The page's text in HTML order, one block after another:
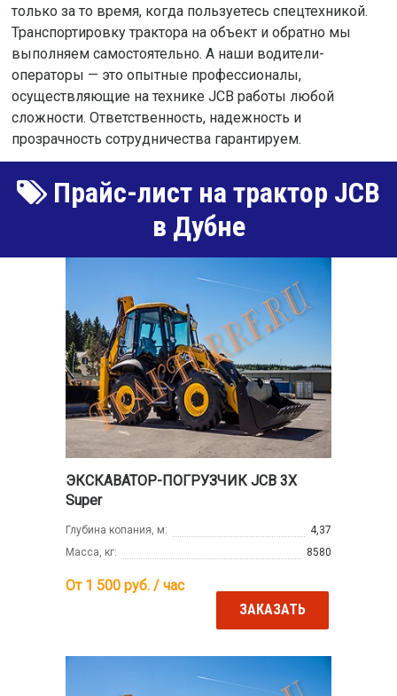
только за то время, когда пользуетесь спецтехникой.
Транспортировку трактора на объект и обратно мы
выполняем самостоятельно. А наши водители-
операторы — это опытные профессионалы,
осуществляющие на технике JCB работы любой
сложности. Ответственность, надежность и
прозрачность сотрудничества гарантируем.
Прайс-лист на трактор JCB
в Дубне
ЭКСКАВАТОР-ПОГРУЗЧИК JCB 3X
Super
Глубина копания, м:
4,37
Масса, кг:
8580
От 1 500 руб. / час
ЗАКАЗАТЬ